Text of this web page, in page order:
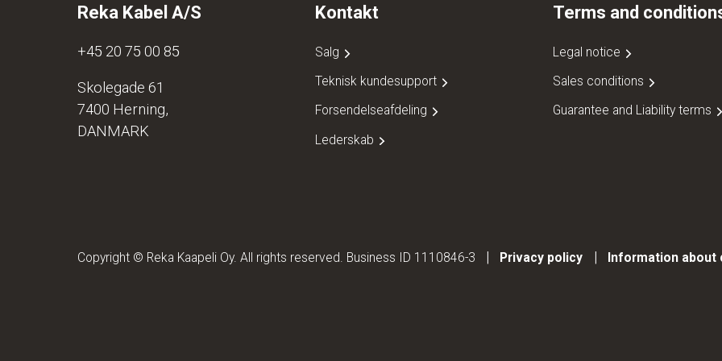
Reka Kabel A/S
+45 20 75 00 85
Skolegade 61
7400 Herning,
DANMARK
Kontakt
Salg
Teknisk kundesupport
Forsendelseafdeling
Lederskab
Terms and
Legal notice
Sales conditions
Guarantee and Liability terms
Copyright © Reka Kaapeli Oy. All rights reserved. Business ID 1110846-3 Privacy policy Information about